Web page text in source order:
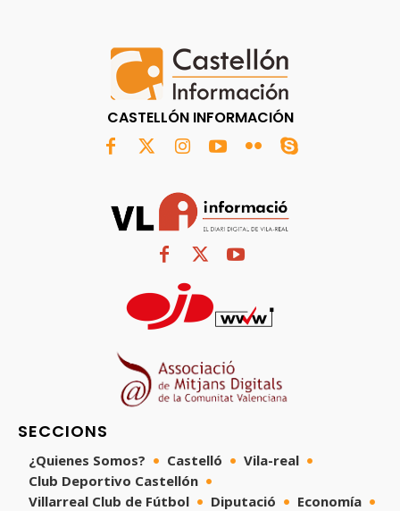
CASTELLÓN INFORMACIÓN
SECCIONS
¿Quienes Somos? Castelló
Vila-real
Club Deportivo Castellón
Villarreal Club de Fútbol
Diputació
Economía